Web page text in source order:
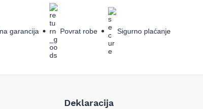
garancija Povrat robe Sigurno plaćanje
Deklaracija